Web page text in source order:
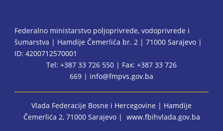
Federalno ministarstvo poljoprivrede, vodoprivrede i
šumarstva | Hamdije Čemerlića br. 2 | 71000 Sarajevo |
ID: 4200712570001
Tel: +387 33 726 550 | Fax: +387 33 726
669 | info@fmpvs.gov.ba
Vlada Federacije Bosne i Hercegovine | Hamdije
Čemerlića 2, 71000 Sarajevo | www.fbihvlada.gov.ba